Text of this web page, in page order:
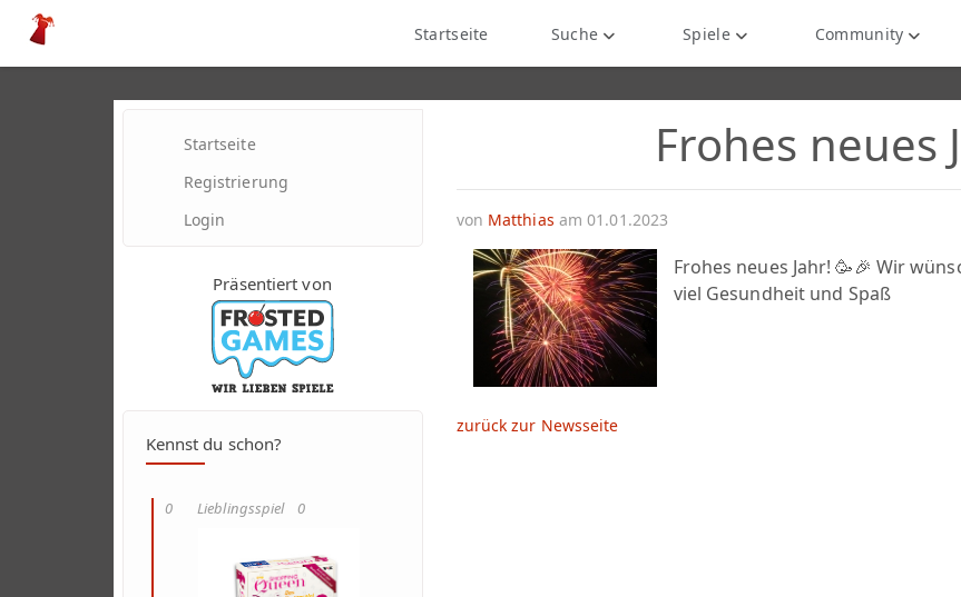
Startseite Suche Spiele Community
Startseite
Registrierung
Login
Präsentiert von
Kennst du schon?
0 Lieblingsspiel 0
Frohes neues
von Matthias am 01.01.2023
Frohes neues Jahr! 🥳🎉 Wir
viel Gesundheit und Spaß
zurück zur Newsseite